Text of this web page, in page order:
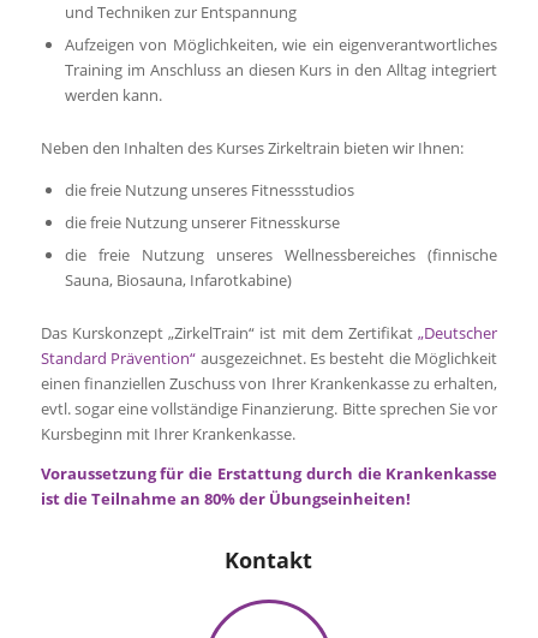
und Techniken zur Entspannung
Aufzeigen von Möglichkeiten, wie ein eigenverantwortliches
Training im Anschluss an diesen Kurs in den Alltag integriert
werden kann.
Neben den Inhalten des Kurses Zirkeltrain bieten wir Ihnen:
die freie Nutzung unseres Fitnessstudios
die freie Nutzung unserer Fitnesskurse
die freie Nutzung unseres Wellnessbereiches (finnische
Sauna, Biosauna, Infarotkabine)
Das Kurskonzept „ZirkelTrain“ ist mit dem Zertifikat„Deutscher
Standard Prävention“ ausgezeichnet. Es besteht die Möglichkeit
einen finanziellen Zuschuss von Ihrer Krankenkasse zu erhalten,
evtl. sogar eine vollständige Finanzierung. Bitte sprechen Sie vor
Kursbeginn mit Ihrer Krankenkasse.
Voraussetzung für die Erstattung durch die Krankenkasse
ist die Teilnahme an 80% der Übungseinheiten!
Kontakt